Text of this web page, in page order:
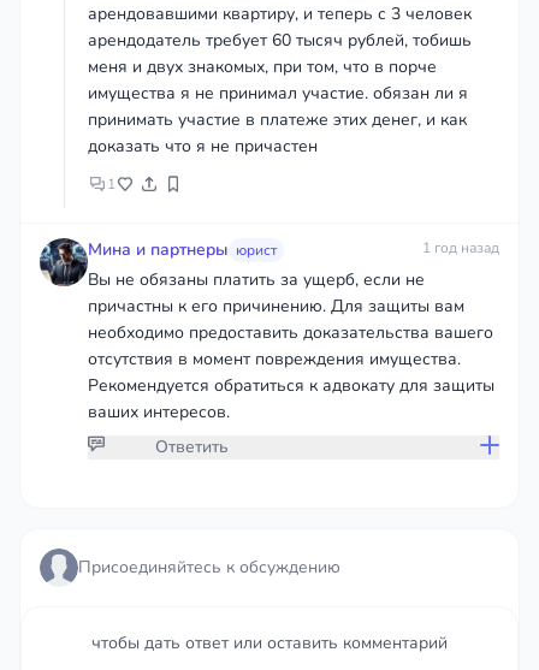
арендовавшими квартиру, и теперь с 3 человек
арендодатель требует 60 тысяч рублей, тобишь
меня и двух знакомых, при том, что в порче
имущества я не принимал участие. обязан ли я
принимать участие в платеже этих денег, и как
доказать что я не причастен
1
Мина и партнеры юрист 1 год назад
Вы не обязаны платить за ущерб, если не
причастны к его причинению. Для защиты вам
необходимо предоставить доказательства вашего
отсутствия в момент повреждения имущества.
Рекомендуется обратиться к адвокату для защиты
ваших интересов.
Ответить
Войти
Присоединяйтесь к обсуждению
чтобы дать ответ или оставить комментарий